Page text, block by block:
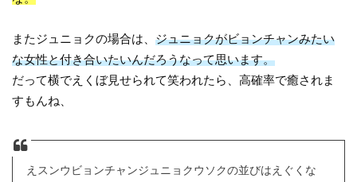
またジュニョクの場合は、ジュニョクがビョンチャンみたい
な女性と付き合いたいんだろうなって思います。
だって横でえくぼ見せられて笑われたら、高確率で癒されま
すもんね、
えスンウビョンチャンジュニョクウソクの並びはえぐくな